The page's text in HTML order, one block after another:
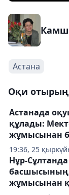
Астана
Оқи
19:36, 25
Астанада
құлады:
жұмысынан
Нұр-
басшысының
жұмысынан